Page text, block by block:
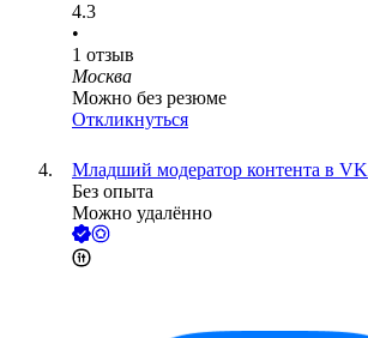
4.3
•
1 отзыв
Москва
Можно без резюме
Откликнуться
Младший модератор контента в VK
Без опыта
Можно удалённо